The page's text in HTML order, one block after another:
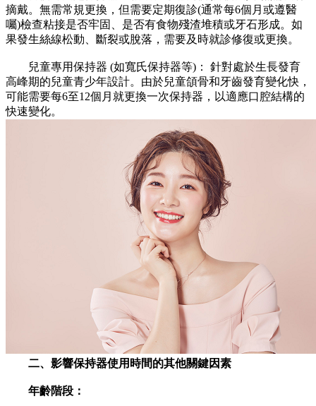
摘戴。無需常規更換，但需要定期復診(通常每6個月或遵醫
囑)檢查粘接是否牢固、是否有食物殘渣堆積或牙石形成。如
果發生絲線松動、斷裂或脫落，需要及時就診修復或更換。
兒童專用保持器 (如寬氏保持器等)： 針對處於生長發育
高峰期的兒童青少年設計。由於兒童頜骨和牙齒發育變化快，
可能需要每6至12個月就更換一次保持器，以適應口腔結構的
快速變化。
二、影響保持器使用時間的其他關鍵因素
年齡階段：